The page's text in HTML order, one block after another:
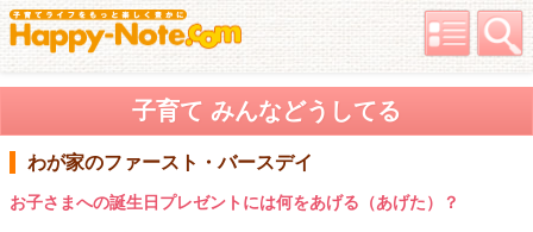
子育て みんなどうしてる
わが家のファースト・バースデイ
お子さまへの誕生日プレゼントには何をあげる（あげた）？